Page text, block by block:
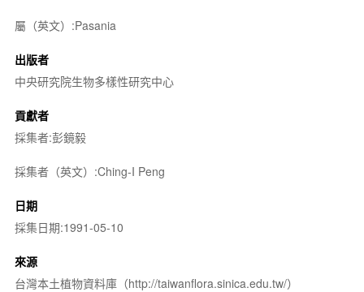
屬（英文）:Pasania
出版者
中央研究院生物多樣性研究中心
貢獻者
採集者:彭鏡毅
採集者（英文）:Ching-I Peng
日期
採集日期:1991-05-10
來源
台灣本土植物資料庫（http://taiwanflora.sinica.edu.tw/）